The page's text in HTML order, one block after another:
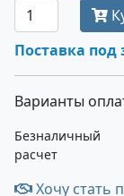
Поставка под
Варианты
Безналичный
расчет
Хочу стать